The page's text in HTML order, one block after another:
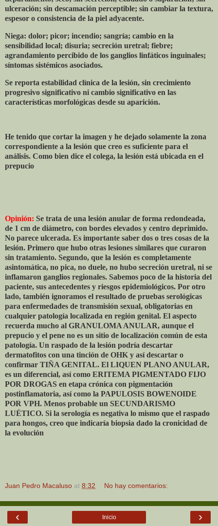
ulceración; sin descamación perceptible; sin cambiar la textura,
espesor o consistencia de la piel adyacente.
Niega: dolor; picor; incendio; sangría; cambio en la
sensibilidad local; disuria; secreción uretral; fiebre;
agrandamiento percibido de los ganglios linfáticos inguinales;
síntomas sistémicos asociados.
Se reporta estabilidad clínica de la lesión, sin crecimiento
progresivo significativo ni cambio significativo en las
características morfológicas desde su aparición.
He tenido que cortar la imagen y he dejado solamente la zona
correspondiente a la lesión que creo es suficiente para el
análisis. Como bien dice el colega, la lesión está ubicada en el
prepucio
Opinión: Se trata de una lesión anular de forma redondeada,
de 1 cm de diámetro, con bordes elevados y centro deprimido.
No parece ulcerada. Es importante saber dos o tres cosas de la
lesión. Primero que hubo otras lesiones similares que curaron
sin tratamiento. Segundo, que la lesión es completamente
asintomática, no pica, no duele, no hubo secreción uretral, ni se
inflamaron ganglios regionales. Sabemos poco de la historia del
paciente, sus antecedentes y riesgos epidemiológicos. Por otro
lado, también ignoramos el resultado de pruebas serológicas
para enfermedades de transmisión sexual, obligatorias en
cualquier patología localizada en región genital. El aspecto
recuerda mucho al GRANULOMA ANULAR, aunque el
prepucio y el pene no es un sitio de localización común de esta
patología. Un raspado de la lesión podría descartar
dermatofitos con una tinción de OHK y así descartar o
confirmar TIÑA GENITAL. El LIQUEN PLANO ANULAR,
es un diferencial, así como ERITEMA PIGMENTADO FIJO
POR DROGAS en etapa crónica con pigmentación
postinflamatoria, así como la PAPULOSIS BOWENOIDE
POR VPH. Menos probable un SECUNDARISMO
LUÉTICO. Si la serología es negativa lo mismo que el raspado
para hongos, creo que indicaría biopsia dado la cronicidad de
la evolución
Juan Pedro Macaluso at 8:32 No hay comentarios:
‹ ›
Inicio